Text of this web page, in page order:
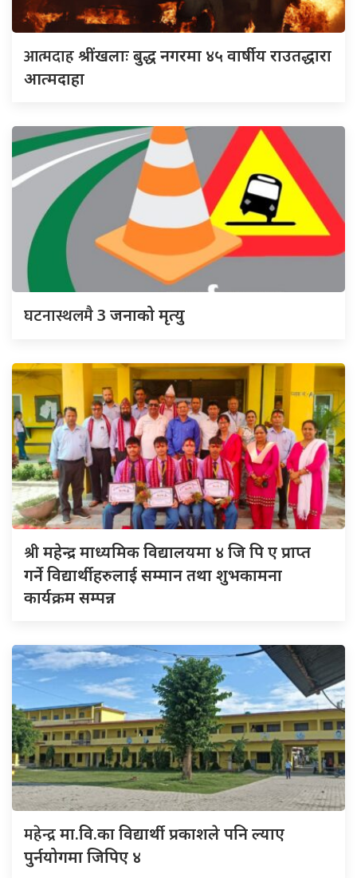
आत्मदाहश्रींखलाः बुद्ध नगरमा ४५ वार्षीय राउतद्धारा
आत्मदाहा
घटनास्थलमै3 जनाको मृत्यु
श्रीमहेन्द्र माध्यमिक विद्यालयमा ४ जि पि ए प्राप्त
गर्ने विद्यार्थीहरुलाई सम्मान तथा शुभकामना
कार्यक्रम सम्पन्न
महेन्द्रमा.वि.का विद्यार्थी प्रकाशले पनि ल्याए
पुर्नयोगमा जिपिए ४